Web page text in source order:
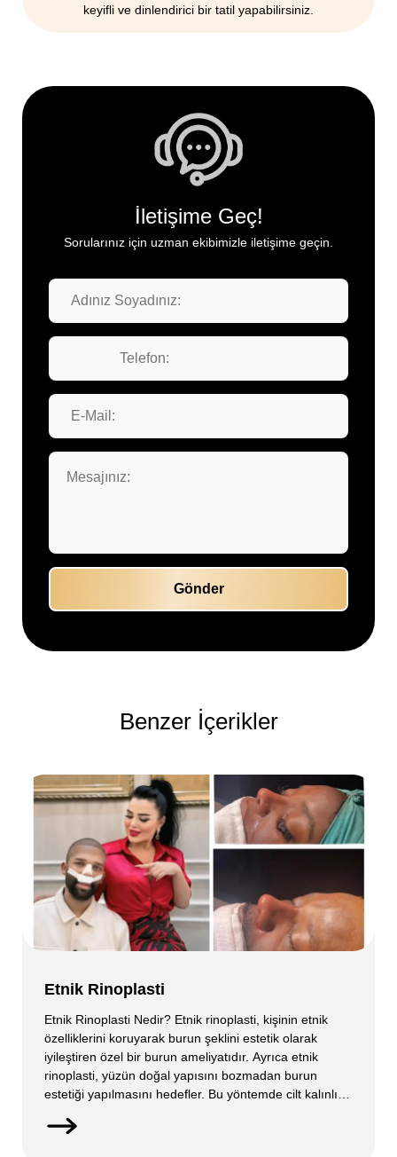
keyifli ve dinlendirici bir tatil yapabilirsiniz.
İletişime Geç!
Sorularınız için uzman ekibimizle iletişime geçin.
Benzer İçerikler
Etnik Rinoplasti
Etnik Rinoplasti Nedir? Etnik rinoplasti, kişinin etnik
özelliklerini koruyarak burun şeklini estetik olarak
iyileştiren özel bir burun ameliyatıdır. Ayrıca etnik
rinoplasti, yüzün doğal yapısını bozmadan burun
estetiği yapılmasını hedefler. Bu yöntemde cilt kalınlığı,
değerlendirilir. Amaç, kişinin kimliğini yansıtan doğal bir